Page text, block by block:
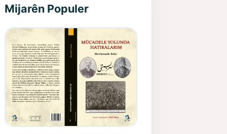
Mijarên Populer